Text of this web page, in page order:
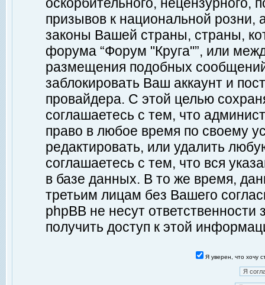
призывов к национальной
законы Вашей страны, страны,
форума “Форум "Круга"”, или
размещения подобных
заблокировать Ваш аккаунт и
провайдера. С этой целью
соглашаетесь с тем, что
право в любое время по своему
редактировать, или удалить
соглашаетесь с тем, что вся
в базе данных. В то же время,
третьим лицам без Вашего
phpBB не несут ответственности
получить доступ к этой
Я уверен, что хочу